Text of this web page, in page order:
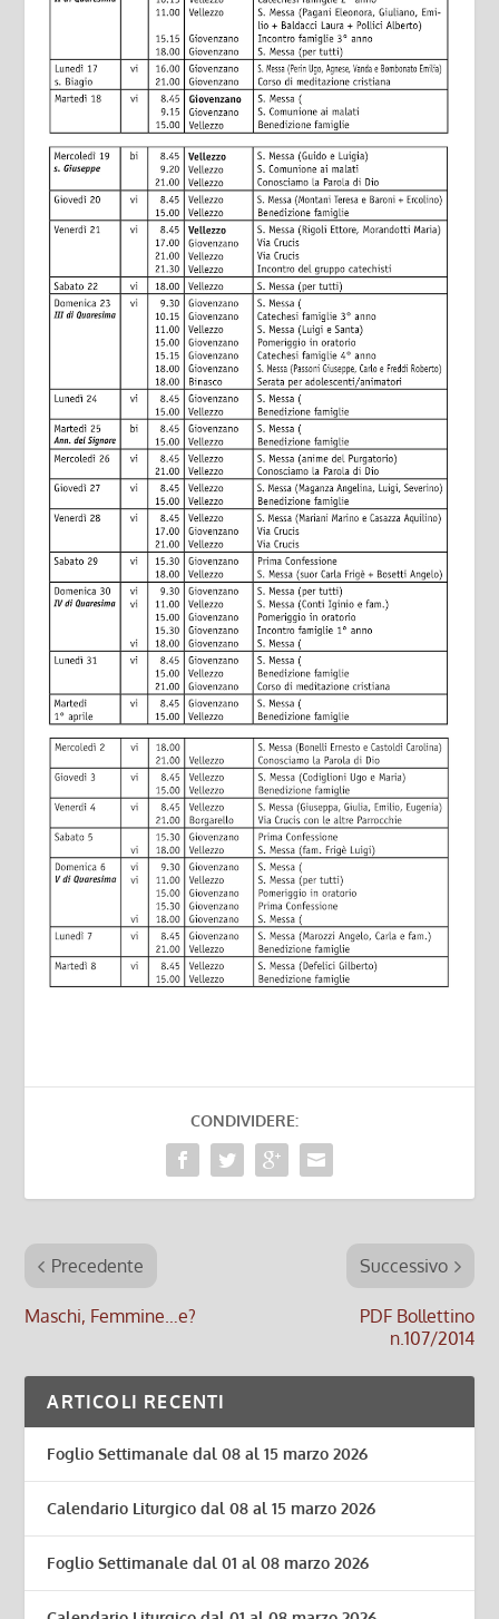
CONDIVIDERE:
Precedente
Maschi, Femmine…e?
Successivo
PDF Bollettino
n.107/2014
ARTICOLI RECENTI
Foglio Settimanale dal 08 al 15 marzo 2026
Calendario Liturgico dal 08 al 15 marzo 2026
Foglio Settimanale dal 01 al 08 marzo 2026